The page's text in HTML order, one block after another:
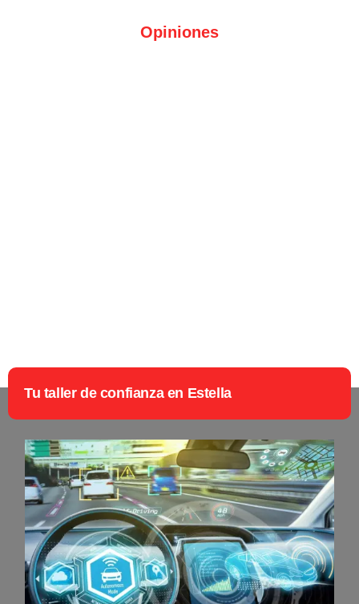
Opiniones
Tu taller de confianza en Estella